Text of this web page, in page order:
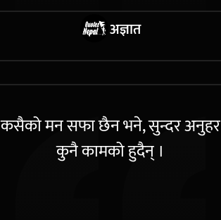
अज्ञात
कसैको मन सफा छैन भने, सुन्दर अनुहर
कुनै कामको हुदैन् ।